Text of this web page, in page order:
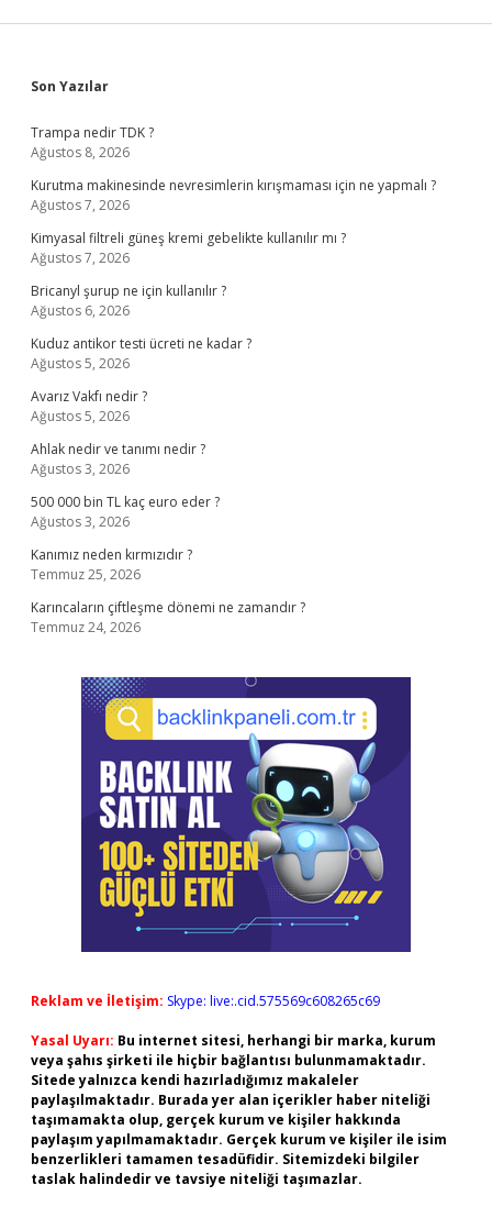
Sidebar
Son Yazılar
Trampa nedir TDK ?
Ağustos 8, 2026
Kurutma makinesinde nevresimlerin kırışmaması için ne yapmalı ?
Ağustos 7, 2026
Kimyasal filtreli güneş kremi gebelikte kullanılır mı ?
Ağustos 7, 2026
Bricanyl şurup ne için kullanılır ?
Ağustos 6, 2026
Kuduz antikor testi ücreti ne kadar ?
Ağustos 5, 2026
Avarız Vakfı nedir ?
Ağustos 5, 2026
Ahlak nedir ve tanımı nedir ?
Ağustos 3, 2026
500 000 bin TL kaç euro eder ?
Ağustos 3, 2026
Kanımız neden kırmızıdır ?
Temmuz 25, 2026
Karıncaların çiftleşme dönemi ne zamandır ?
Temmuz 24, 2026
Reklam ve İletişim: Skype: live:.cid.575569c608265c69
Yasal Uyarı: Bu internet sitesi, herhangi bir marka, kurum
veya şahıs şirketi ile hiçbir bağlantısı bulunmamaktadır.
Sitede yalnızca kendi hazırladığımız makaleler
paylaşılmaktadır. Burada yer alan içerikler haber niteliği
taşımamakta olup, gerçek kurum ve kişiler hakkında
paylaşım yapılmamaktadır. Gerçek kurum ve kişiler ile isim
benzerlikleri tamamen tesadüfidir. Sitemizdeki bilgiler
taslak halindedir ve tavsiye niteliği taşımazlar.